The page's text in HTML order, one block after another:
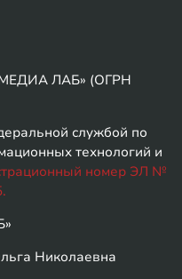
ЛАБ» (ОГРН
службой по
технологий и
номер ЭЛ №
Николаевна